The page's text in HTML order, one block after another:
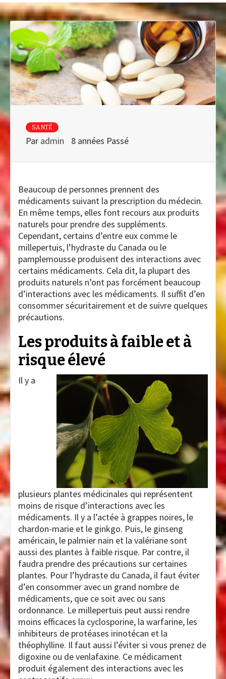
SANTÉ
Par admin 8 années Passé
Beaucoup de personnes prennent des
médicaments suivant la prescription du médecin.
En même temps, elles font recours aux produits
naturels pour prendre des suppléments.
Cependant, certains d’entre eux comme le
millepertuis, l’hydraste du Canada ou le
pamplemousse produisent des interactions avec
certains médicaments. Cela dit, la plupart des
produits naturels n’ont pas forcément beaucoup
d’interactions avec les médicaments. Il suffit d’en
consommer sécuritairement et de suivre quelques
précautions.
Les produits à faible et à
risque élevé
Il y a
plusieurs plantes médicinales qui représentent
moins de risque d’interactions avec les
médicaments. Il y a l’actée à grappes noires, le
chardon-marie et le ginkgo. Puis, le ginseng
américain, le palmier nain et la valériane sont
aussi des plantes à faible risque. Par contre, il
faudra prendre des précautions sur certaines
plantes. Pour l’hydraste du Canada, il faut éviter
d’en consommer avec un grand nombre de
médicaments, que ce soit avec ou sans
ordonnance. Le millepertuis peut aussi rendre
moins efficaces la cyclosporine, la warfarine, les
inhibiteurs de protéases irinotécan et la
théophylline. Il faut aussi l’éviter si vous prenez de
digoxine ou de venlafaxine. Ce médicament
produit également des interactions avec les